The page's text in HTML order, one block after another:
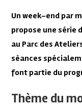
Un week-end par
propose une série
au Parc des
séances
font partie du
Thème du